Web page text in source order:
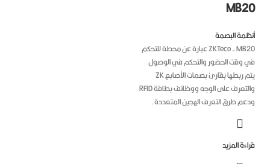
البصمة
ZKTeco - MB20 عبارة عن محطة للتحكم
وقت الحضور والتحكم في الوصول
يتم ربطها بقارئ بصمات الأصابع ZK
والتعرف على الوجه ووظائف بطاقة RFID
طرق التعرف الهجين المتعددة.
المزيد